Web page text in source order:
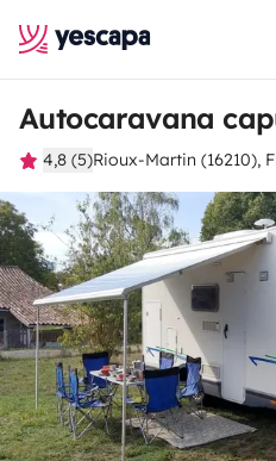
Autocaravana
4,8 (5)Rioux-Martin (16210),